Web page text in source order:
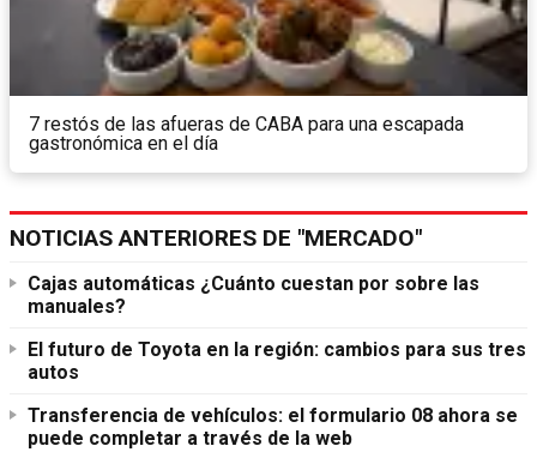
7 restós de las afueras de CABA para una escapada
gastronómica en el día
NOTICIAS ANTERIORES DE "MERCADO"
Cajas automáticas ¿Cuánto cuestan por sobre las
manuales?
El futuro de Toyota en la región: cambios para sus tres
autos
Transferencia de vehículos: el formulario 08 ahora se
puede completar a través de la web